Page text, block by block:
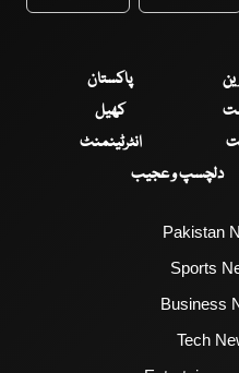
WhatsApp
پاکستان
کھیل
انٹرٹینمنٹ
دلچسپ و عجیب
Pakistan
Sports
Business
Tech